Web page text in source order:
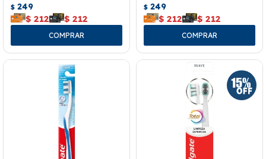
$ 249
$ 212 $ 212
$ 249
$ 212 $ 212